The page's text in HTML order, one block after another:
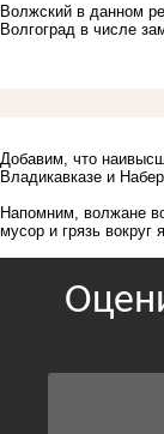
Волжский в данном
Волгоград в числе
Добавим, что
Владикавказе и
Напомним, волжане
мусор и грязь вокруг